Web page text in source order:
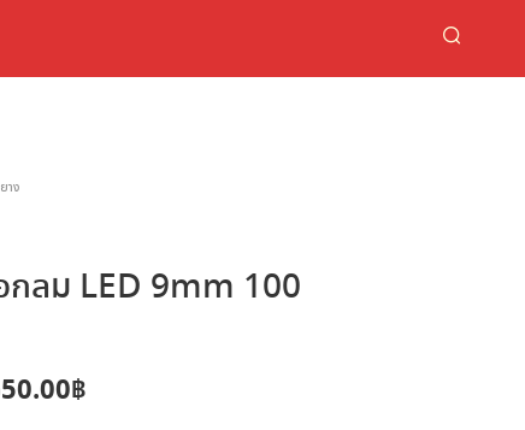
าง
กลม LED 9mm 100
฿